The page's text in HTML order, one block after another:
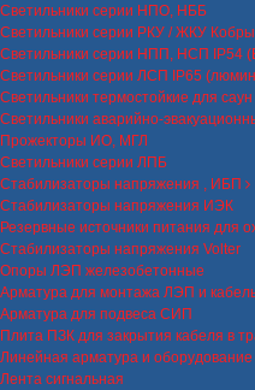
Светильники серии НПО, НББ
Светильники серии РКУ / ЖКУ Кобры
Светильники серии НПП, НСП IP54
Светильники серии ЛСП IP65
Светильники термостойкие для
Светильники аварийно-
Прожекторы ИО, МГЛ
Светильники серии ЛПБ
Стабилизаторы напряжения , ИБП
Стабилизаторы напряжения ИЭК
Резервные источники питания для
Стабилизаторы напряжения Volter
Опоры ЛЭП железобетонные
Арматура для монтажа ЛЭП и
Арматура для подвеса СИП
Плита ПЗК для закрытия кабеля в
Линейная арматура и
Лента сигнальная